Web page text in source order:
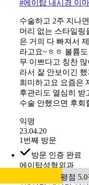
었는데 간호사님의
보톡스로 펴주셔서
가셔서 고민했던 문
익명
23.12.14
1번째 방문
방문 인증 완료
에이탑성형외과
평점
수술하고 2주 지나
머리 없는 스타일링
은 거의 다 빠져서
라고요~ㅎㅎ 볼륨
무 이쁘다고 칭찬
라서 잘 안보이긴